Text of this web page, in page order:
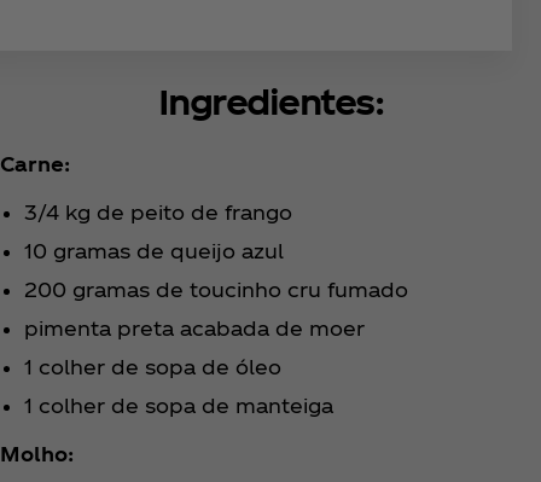
Ingredientes:
Carne:
3/4 kg de peito de frango
10 gramas de queijo azul
200 gramas de toucinho cru fumado
pimenta preta acabada de moer
1 colher de sopa de óleo
1 colher de sopa de manteiga
Molho: